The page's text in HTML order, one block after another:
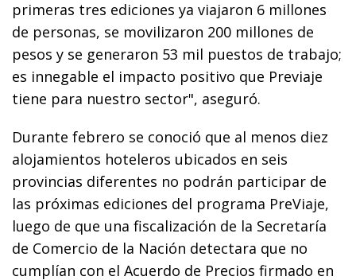
primeras tres ediciones ya viajaron 6 millones
de personas, se movilizaron 200 millones de
pesos y se generaron 53 mil puestos de trabajo;
es innegable el impacto positivo que Previaje
tiene para nuestro sector", aseguró.
Durante febrero se conoció que al menos diez
alojamientos hoteleros ubicados en seis
provincias diferentes no podrán participar de
las próximas ediciones del programa PreViaje,
luego de que una fiscalización de la Secretaría
de Comercio de la Nación detectara que no
cumplían con el Acuerdo de Precios firmado en